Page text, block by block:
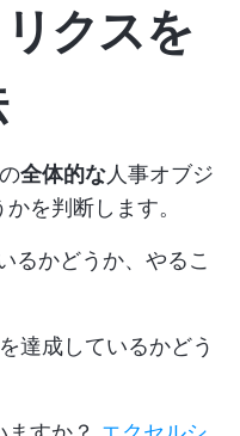
クスを
全体的な人事オブジ
を判断します。
るかどうか、やるこ
達成しているかどう